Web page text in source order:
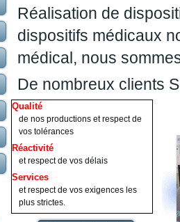
Réalisation de
dispositifs médicaux
médical, nous
De nombreux clients
Qualité
de nos productions et respect de
vos tolérances
Réactivité
et respect de vos délais
Services
et respect de vos exigences les
plus strictes.